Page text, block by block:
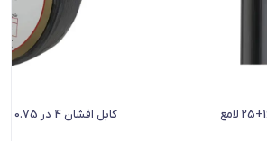
کابل افشان 4 در 0.75 لامع کلاف صد متری